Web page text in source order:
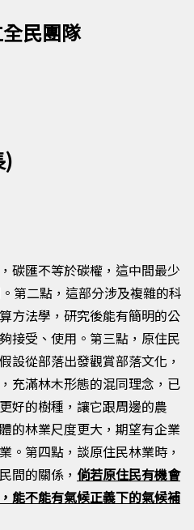
民團隊
)
碳匯不等於碳權，這中間最少
第二點，這部分涉及複雜的科
方法學，研究後能有簡明的公
接受、使用。第三點，原住民
設從部落出發觀賞部落文化，
充滿林木形態的混同理念，已
好的樹種，讓它跟周邊的農
的林業尺度更大，期望有企業
。第四點，談原住民林業時，
間的關係， 倘若原住民有機會
能不能有氣候正義下的氣候補